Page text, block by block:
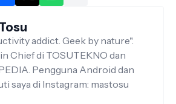
addict. Geek by nature".
Chief di TOSUTEKNO dan
Pengguna Android dan
saya di Instagram: mastosu